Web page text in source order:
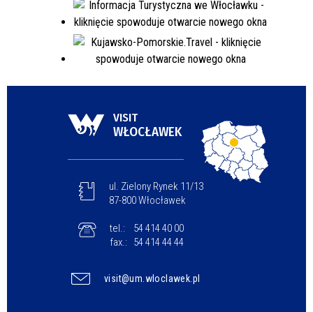
VISIT
WŁOCŁAWEK
ul. Zielony Rynek 11/13
87-800 Włocławek
tel.:
54 414 40 00
fax.:
54 414 44 44
visit@um.wloclawek.pl